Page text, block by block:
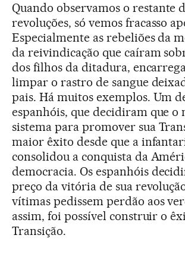
Quando observamos o restante
revoluções, só vemos fracasso
Especialmente as rebeliões da
da reivindicação que caíram
dos filhos da ditadura,
limpar o rastro de sangue
pais. Há muitos exemplos. Um
espanhóis, que decidiram que o
sistema para promover sua
maior êxito desde que a
consolidou a conquista da
democracia. Os espanhóis
preço da vitória de sua
vítimas pedissem perdão aos
assim, foi possível construir o
Transição.